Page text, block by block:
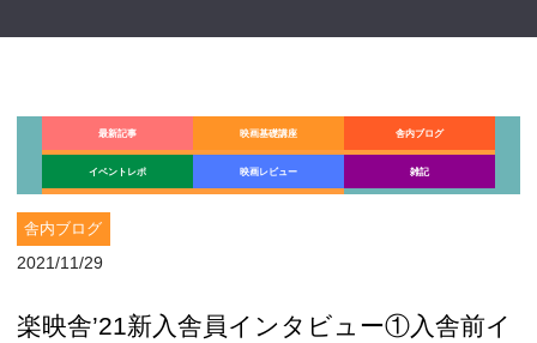
最新記事 映画基礎講座 舎内ブログ
イベントレポ 映画レビュー 雑記
舎内ブログ
2021/11/29
楽映舎’21新入舎員インタビュー①入舎前イ